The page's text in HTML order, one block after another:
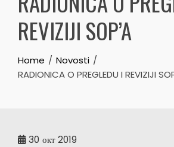
REVIZIJI SOP’A
Home
Novosti
RADIONICA O PREGLEDU I REVIZIJI
30 окт 2019